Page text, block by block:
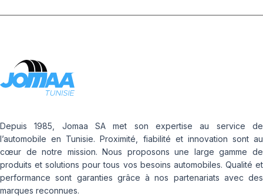
Depuis 1985, Jomaa SA met son expertise au service de
l’automobile en Tunisie. Proximité, fiabilité et innovation sont au
cœur de notre mission. Nous proposons une large gamme de
produits et solutions pour tous vos besoins automobiles. Qualité et
performance sont garanties grâce à nos partenariats avec des
marques reconnues.